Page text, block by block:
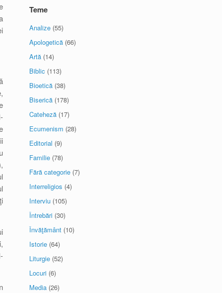
Teme
Analize (55)
Apologetică (66)
Artă (14)
Biblic (113)
Bioetică (38)
Biserică (178)
Cateheză (17)
Ecumenism (28)
Editorial (9)
Familie (78)
Fără categorie (7)
Interreligios (4)
Interviu (105)
Întrebări (30)
Învăţământ (10)
Istorie (64)
Liturgie (52)
Locuri (6)
Media (26)